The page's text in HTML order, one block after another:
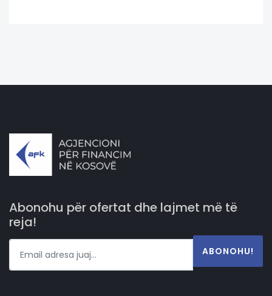
Abonohu për ofertat dhe lajmet më të
reja!
ABONOHU!